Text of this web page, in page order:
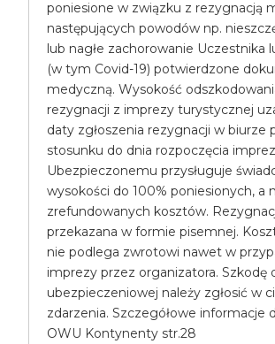
poniesione w związku z rezygnacją
następujących powodów np.
lub nagłe zachorowanie Uczestnika
(w tym Covid-19) potwierdzone
medyczną. Wysokość
rezygnacji z imprezy turystycznej
daty zgłoszenia rezygnacji w biurze
stosunku do dnia rozpoczęcia
Ubezpieczonemu przysługuje
wysokości do 100% poniesionych, a
zrefundowanych kosztów.
przekazana w formie pisemnej.
nie podlega zwrotowi nawet w
imprezy przez organizatora. Szkodę
ubezpieczeniowej należy zgłosić w
zdarzenia. Szczegółowe informacje
OWU Kontynenty str.28